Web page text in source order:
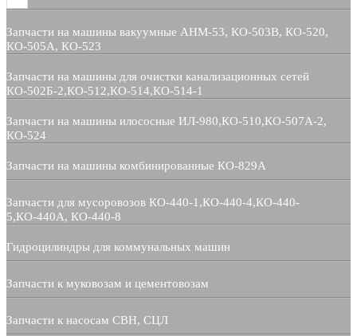
Запчасти на машины вакуумные АНМ-53, КО-503В, КО-520,
КО-505А, КО-523
Запчасти на машины для очистки канализационных сетей
КО-502Б-2,КО-512,КО-514,КО-514-1
Запчасти на машины илососные ИЛ-980,КО-510,КО-507А-2,
КО-524
Запчасти на машины комбинированные КО-829А
Запчасти для мусоровозов КО-440-1,КО-440-4,КО-440-
5,КО-440А, КО-440-8
Гидроцилиндры для коммунальных машин
Запчасти к муковозам и цементовозам
Запчасти к насосам СВН, СЦЛ